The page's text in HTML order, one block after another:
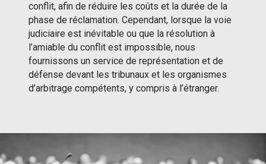
conflit, afin de réduire les coûts et la durée de la
phase de réclamation. Cependant, lorsque la voie
judiciaire est inévitable ou que la résolution à
l’amiable du conflit est impossible, nous
fournissons un service de représentation et de
défense devant les tribunaux et les organismes
d’arbitrage compétents, y compris à l’étranger.